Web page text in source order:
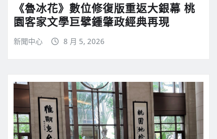
《魯冰花》數位修復版重返大銀幕 桃
園客家文學巨擘鍾肇政經典再現
新聞中心 8 月 5, 2026